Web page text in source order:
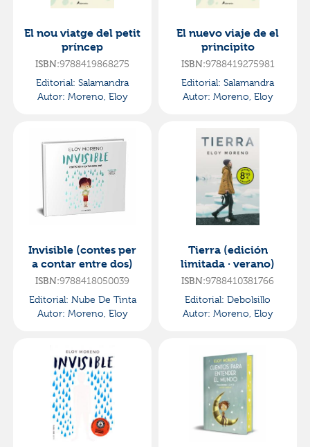
El nou viatge del petit
príncep
ISBN:9788419868275
Editorial: Salamandra
Autor: Moreno, Eloy
El nuevo viaje de el
principito
ISBN:9788419275981
Editorial: Salamandra
Autor: Moreno, Eloy
Invisible (contes per
a contar entre dos)
ISBN:9788418050039
Editorial: Nube De Tinta
Autor: Moreno, Eloy
Tierra (edición
limitada · verano)
ISBN:9788410381766
Editorial: Debolsillo
Autor: Moreno, Eloy